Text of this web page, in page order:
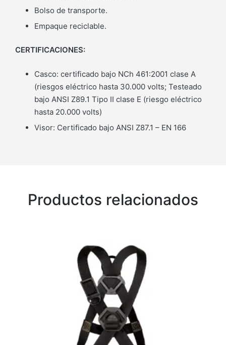
Bolso de transporte.
Empaque reciclable.
CERTIFICACIONES:
Casco: certificado bajo NCh 461:2001 clase A
(riesgos eléctrico hasta 30.000 volts; Testeado
bajo ANSI Z89.1 Tipo II clase E (riesgo eléctrico
hasta 20.000 volts)
Visor: Certificado bajo ANSI Z87.1 – EN 166
Productos relacionados